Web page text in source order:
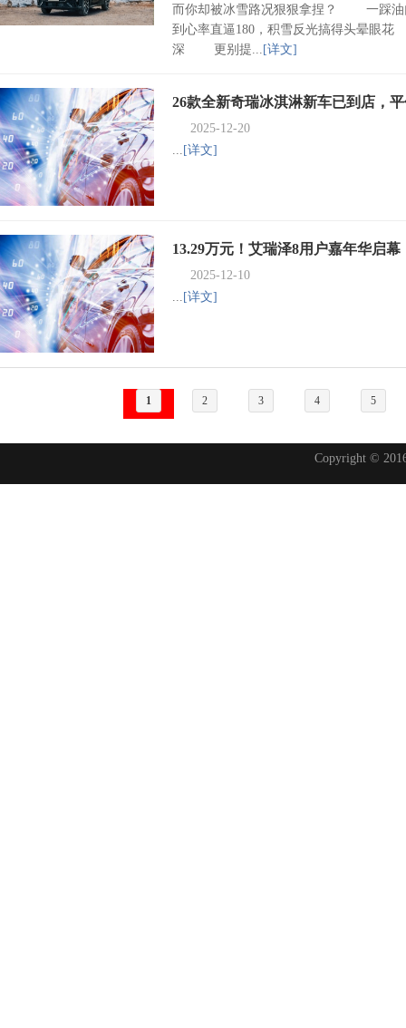
而你却被冰雪路况狠狠拿捏？ 一踩
到心率直逼180，积雪反光搞得头晕眼
深 更别提... [详文]
26款全新奇瑞冰淇淋新车已到店，
2025-12-20
[详文]
13.29万元！艾瑞泽8用户嘉年华启
2025-12-10
[详文]
1 2 3 4 5
Copyright ©